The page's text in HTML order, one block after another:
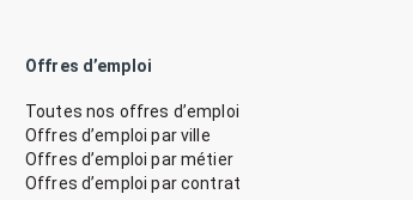
Offres d’emploi
Toutes nos offres d’emploi
Offres d’emploi par ville
Offres d’emploi par métier
Offres d’emploi par contrat